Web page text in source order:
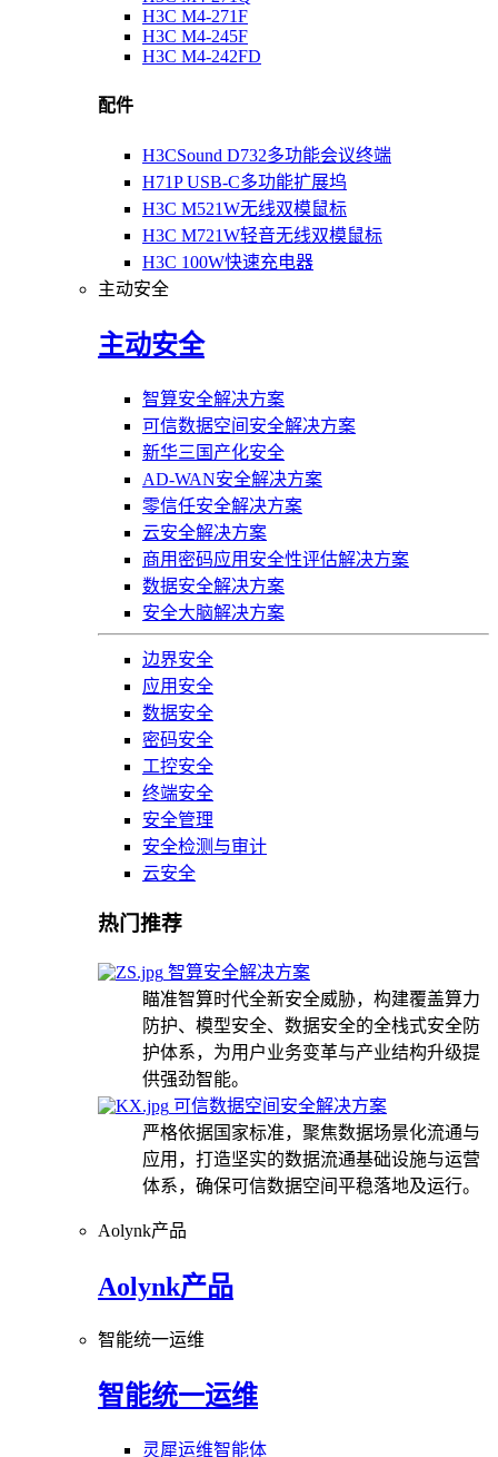
H3C M4-271F
H3C M4-245F
H3C M4-242FD
配件
H3CSound D732多功能会议终端
H71P USB-C多功能扩展坞
H3C M521W无线双模鼠标
H3C M721W轻音无线双模鼠标
H3C 100W快速充电器
主动安全
主动安全
智算安全解决方案
可信数据空间安全解决方案
新华三国产化安全
AD-WAN安全解决方案
零信任安全解决方案
云安全解决方案
商用密码应用安全性评估解决方案
数据安全解决方案
安全大脑解决方案
边界安全
应用安全
数据安全
密码安全
工控安全
终端安全
安全管理
安全检测与审计
云安全
热门推荐
智算安全解决方案
瞄准智算时代全新安全威胁，构建覆盖算力
防护、模型安全、数据安全的全栈式安全防
护体系，为用户业务变革与产业结构升级提
供强劲智能。
可信数据空间安全解决方案
严格依据国家标准，聚焦数据场景化流通与
应用，打造坚实的数据流通基础设施与运营
体系，确保可信数据空间平稳落地及运行。
Aolynk产品
Aolynk产品
智能统一运维
智能统一运维
灵犀运维智能体